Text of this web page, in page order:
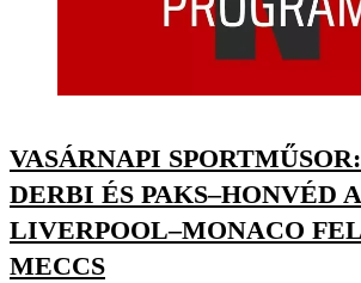
VASÁRNAPI
DERBI ÉS PAKS–HONVÉD
LIVERPOOL–MONACO
MECCS